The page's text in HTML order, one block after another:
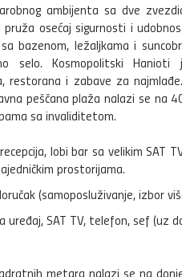
ambijenta sa dve
pruža osećaj sigurnosti i
bazenom, ležaljkama i
selo. Kosmopolitski Hanioti
restorana i zabave za
peščana plaža nalazi se na
sa invaliditetom.
recepcija, lobi bar sa velikim SAT
prostorijama.
(samoposluživanje, izbor
uređaj, SAT TV, telefon, sef (uz
metara nalazi se na